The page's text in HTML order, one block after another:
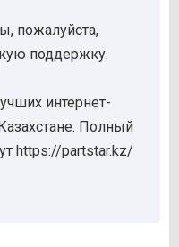
пожалуйста,
поддержку.
интернет-
Полный
https://partstar.kz/